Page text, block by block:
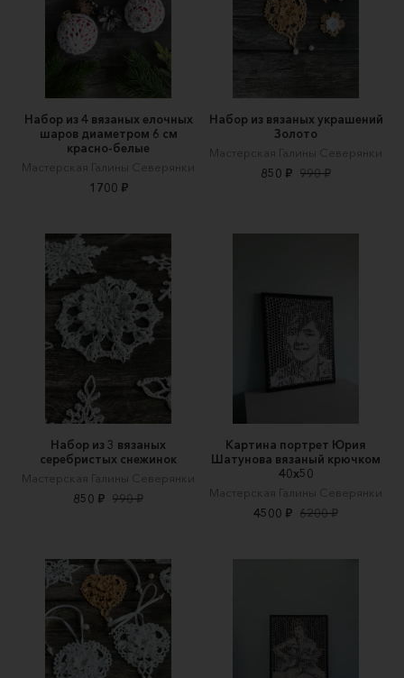
Набор из 4 вязаных елочных
шаров диаметром 6 см
красно-белые
Мастерская Галины Северянки
1700 ₽
Набор из вязаных украшений
Золото
Мастерская Галины Северянки
850 ₽ 990 ₽
Набор из 3 вязаных
серебристых снежинок
Мастерская Галины Северянки
850 ₽ 990 ₽
Картина портрет Юрия
Шатунова вязаный крючком
40х50
Мастерская Галины Северянки
4500 ₽ 6200 ₽